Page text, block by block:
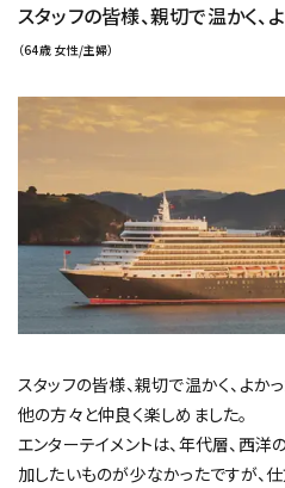
スタッフの皆様、親切で温かく、
（64歳 女性/主婦）
スタッフの皆様、親切で温かく、よか
他の方々と仲良く楽しめました。
エンターテイメントは、年代層、西洋
加したいものが少なかったですが、